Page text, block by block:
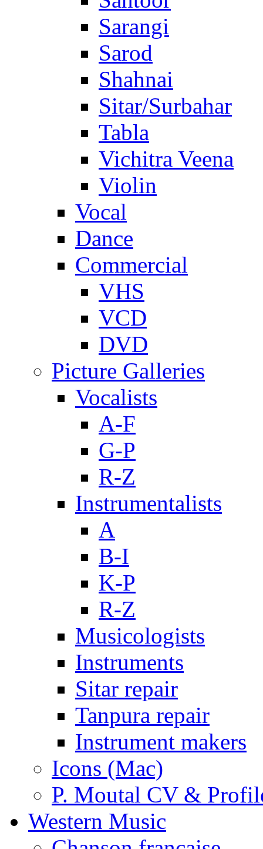
Sarangi
Sarod
Shahnai
Sitar/Surbahar
Tabla
Vichitra Veena
Violin
Vocal
Dance
Commercial
VHS
VCD
DVD
Picture Galleries
Vocalists
A-F
G-P
R-Z
Instrumentalists
A
B-I
K-P
R-Z
Musicologists
Instruments
Sitar repair
Tanpura repair
Instrument makers
Icons (Mac)
P. Moutal CV &
Western Music